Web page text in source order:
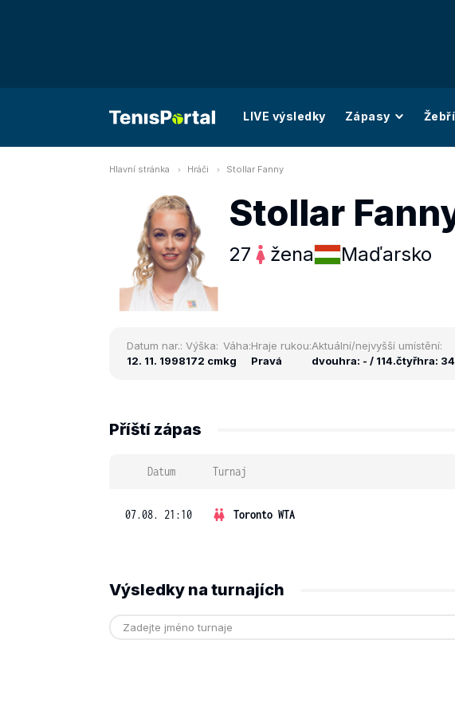
LIVE výsledky Zápasy
Hlavní stránka Hráči Stollar Fanny
Stollar
27 žena Maďarsko
Datum nar.:
12. 11. 1998
Výška:
172 cm
Váha:
kg
Hraje rukou:
Pravá
Aktuální/nejvyšší umístění:
dvouhra: - / 114.čtyřhra:
Příští zápas
Datum Turnaj
07.08. 21:10 Toronto WTA
Výsledky na turnajích